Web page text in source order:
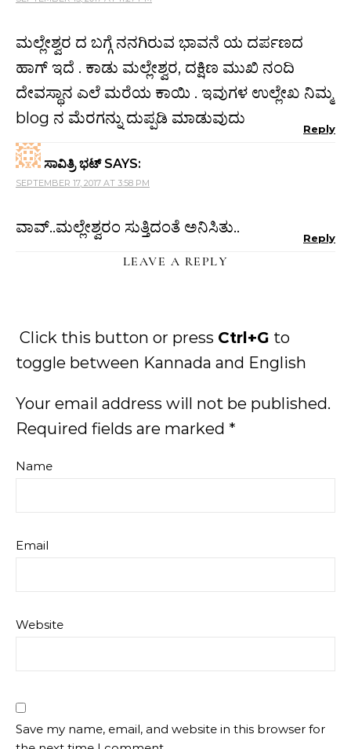
ಮಲ್ಲೇಶ್ವರ ದ ಬಗ್ಗೆ ನನಗಿರುವ ಭಾವನೆ ಯ ದರ್ಪಣದ
ಹಾಗ್ ಇದೆ . ಕಾಡು ಮಲ್ಲೇಶ್ವರ, ದಕ್ಷಿಣ ಮುಖಿ ನಂದಿ
ದೇವಸ್ಥಾನ ಎಲೆ ಮರೆಯ ಕಾಯಿ . ಇವುಗಳ ಉಲ್ಲೇಖ ನಿಮ್ಮ
blog ನ ಮೆರಗನ್ನು ದುಪ್ಪಡಿ ಮಾಡುವುದು
Reply
ಸಾವಿತ್ರಿ ಭಟ್ SAYS:
SEPTEMBER 17, 2017 AT 3:58 PM
ವಾವ್..ಮಲ್ಲೇಶ್ವರಂ ಸುತ್ತಿದಂತೆ ಅನಿಸಿತು..
Reply
LEAVE A REPLY
Click this button or press Ctrl+G to
toggle between Kannada and English
Your email address will not be published.
Required fields are marked *
Name
Email
Website
Save my name, email, and website in this browser for